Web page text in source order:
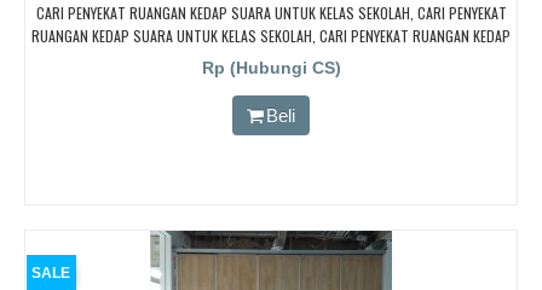
CARI PENYEKAT RUANGAN KEDAP SUARA UNTUK KELAS SEKOLAH, CARI PENYEKAT
RUANGAN KEDAP SUARA UNTUK KELAS SEKOLAH, CARI PENYEKAT RUANGAN KEDAP
SUARA UNTUK KELAS SEKOLAH, CARI PENYEKAT RUANGAN KEDAP SUARA UNTUK
KELAS SEKOLAH, CARI PENYEKAT RUANGAN KEDAP SUARA UNTUK KELAS SEKOLAH
Rp (Hubungi CS)
Beli
SALE